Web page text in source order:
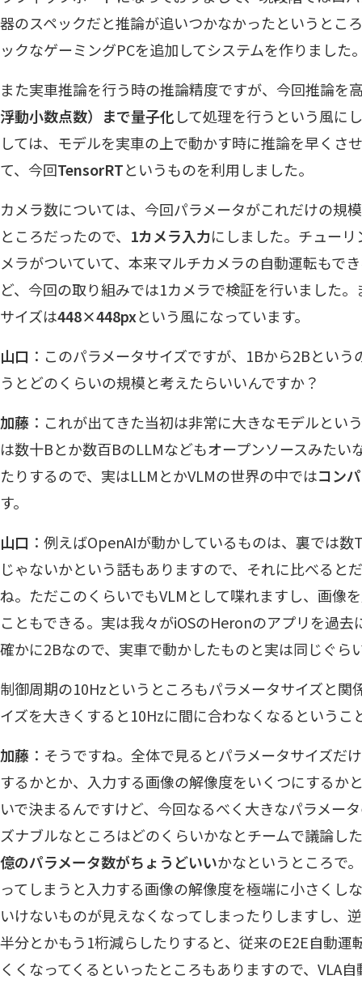
器のスペックだと推論が追いつかなかったというとこ
ックなゲーミングPCを追加してシステムを作りました
また実車推論を行う時の推論精度ですが、今回推論を
浮動小数点数）まで量子化して処理を行うという風に
しては、モデルを実車の上で動かす時に推論を早くさ
て、今回TensorRTというものを利用しました。
カメラ数については、今回パラメータがこれだけの規
ところだったので、 1カメラ入力にしました。チュー
メラがついていて、本来マルチカメラの自動運転もで
ど、今回の取り組みでは1カメラで検証を行いました
サイズは448×448pxという風になっています。
山口 ：このパラメータサイズですが、1Bから2Bとい
うとどのくらいの規模と考えたらいいんですか？
加藤 ：これが出てきた当初は非常に大きなモデルとい
は数十Bとか数百BのLLMなどもオープンソースみたい
たりするので、実はLLMとかVLMの世界の中ではコン
す。
山口 ：例えばOpenAIが動かしているものは、裏では
じゃないかという話もありますので、それに比べると
ね。ただこのくらいでもVLMとして喋れますし、画像
こともできる。実は我々がiOSのHeronのアプリを過去
確かに2Bなので、実車で動かしたものと実は同じぐら
制御周期の10Hzというところもパラメータサイズと関
イズを大きくすると10Hzに間に合わなくなるというこ
加藤 ：そうですね。全体で見るとパラメータサイズだ
するかとか、入力する画像の解像度をいくつにするか
いで決まるんですけど、今回なるべく大きなパラメー
ズナブルなところはどのくらいかなとチームで議論し
億のパラメータ数がちょうどいいかなというところで
ってしまうと入力する画像の解像度を極端に小さくし
いけないものが見えなくなってしまったりしますし、
半分とかもう1桁減らしたりすると、従来のE2E自動運
くくなってくるといったところもありますので、VLA